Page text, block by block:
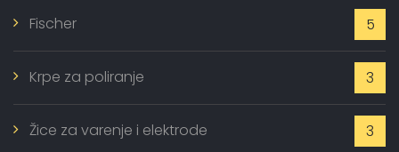
Fischer 5
Krpe za poliranje 3
Žice za varenje i elektrode 3